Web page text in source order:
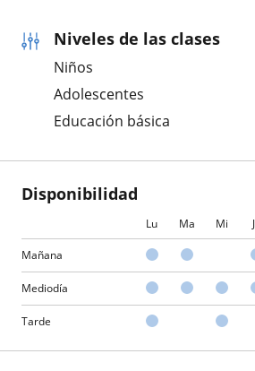
Niveles de las clases
Niños
Adolescentes
Educación básica
Disponibilidad
Lu Ma Mi
Mañana
Mediodía
Tarde